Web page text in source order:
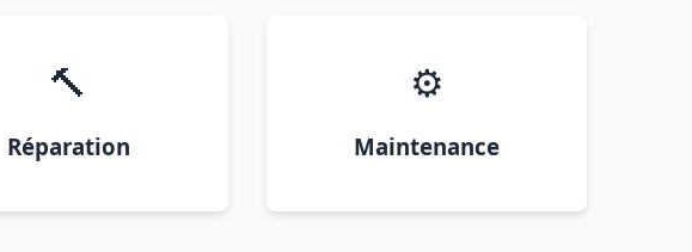
🔨
Réparation
⚙️
Maintenance